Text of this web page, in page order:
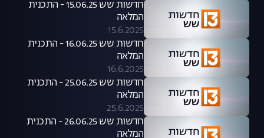
חדשות שש 15.06.25 - התכנית
המלאה
15.6.2025
חדשות שש 16.06.25 - התכנית
המלאה
16.6.2025
חדשות שש 25.06.25 - התכנית
המלאה
25.6.2025
חדשות שש 26.06.25 - התכנית
המלאה